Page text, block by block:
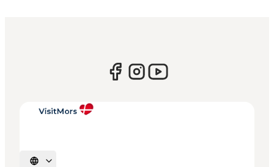
Sprache auswählen